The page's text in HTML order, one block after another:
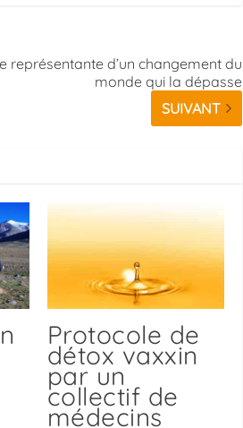
représentante d’un changement du
monde qui la dépasse
SUIVANT
Protocole de
détox vaxxin
par un
collectif de
médecins